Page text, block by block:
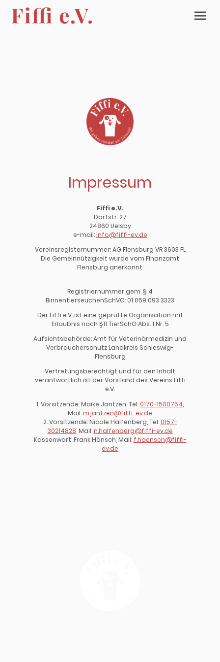
Impressum
Fiffi e.V.
Dorfstr. 27
24860 Uelsby
e-mail:info@fiffi-ev.de
Vereinsregisternummer: AG Flensburg VR 3603 FL
Die Gemeinnützigkeit wurde vom Finanzamt
Flensburg anerkannt.
Registriernummer gem. § 4
BinnentierseuchenSchVO: 01 059 093 3323
Der Fiffi e.V. ist eine geprüfte Organisation mit
Erlaubnis nach §11 TierSchG Abs. 1 Nr. 5
Aufsichtsbehörde: Amt für Veterinärmedizin und
Verbraucherschutz Landkreis Schleswig-
Flensburg
Vertretungsberechtigt und für den Inhalt
verantwortlich ist der Vorstand des Vereins Fiffi
e.V.
1. Vorsitzende: Maike Jantzen, Tel:0170-1500754
Mail:m.jantzen@fiffi-ev.de
2. Vorsitzende: Nicole Halfenberg, Tel:0157-
30214828 , Mail:n.halfenberg@fiffi-ev.de
Kassenwart: Frank Hönsch, Mail: f.hoensch@fiffi-
ev.de